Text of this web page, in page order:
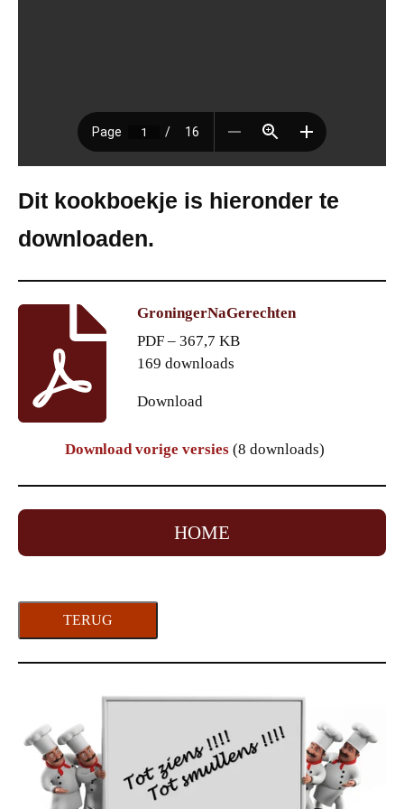
Dit kookboekje is hieronder te
downloaden.
GroningerNaGerechten
PDF – 367,7 KB
169 downloads
Download
Download vorige versies (8 downloads)
HOME
TERUG